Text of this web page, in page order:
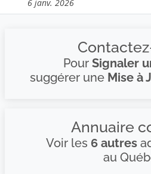
6 janv. 2026
Pour Signaler
suggérer une Mise à
Annuaire
Voir les 6 autres
au